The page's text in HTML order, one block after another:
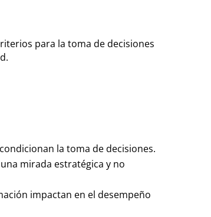
para la toma de decisiones
la toma dedecisiones.
mirada estratégica y no
impactan en el desempeño